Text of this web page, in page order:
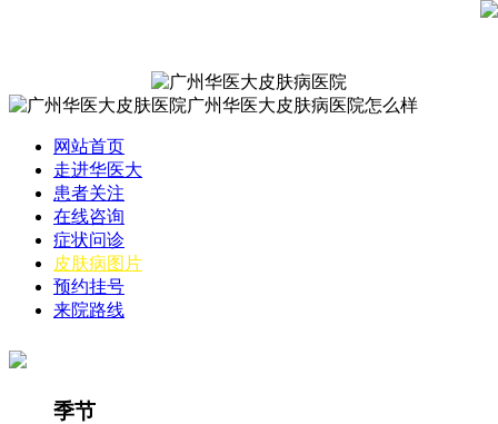
网站首页
走进华医大
患者关注
在线咨询
症状问诊
皮肤病图片
预约挂号
来院路线
季节